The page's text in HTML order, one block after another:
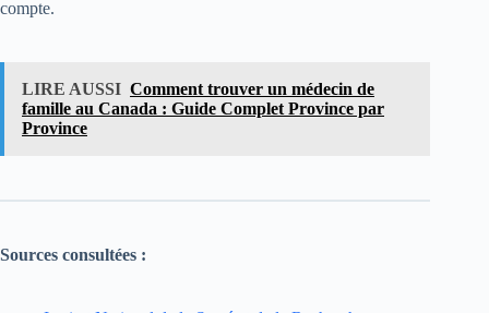
compte.
LIRE AUSSI Comment trouver un médecin de
famille au Canada : Guide Complet Province par
Province
Sources consultées :